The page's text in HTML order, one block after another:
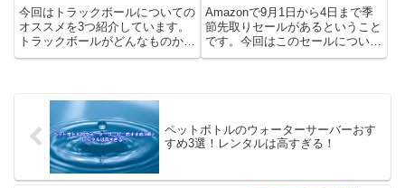
今回はトラックボールについての
オススメを3つ紹介しています。
トラックボールがどんなものか簡
単に書いた後に、購入ポイントに
ピックアップしてみました。※価
格やAmazonのランキングに...
Amazonで9月1日から4日まで季
節先取りセールがあるということ
です。今回はこのセールについて
と、一部公開されている対象商品
ペットボトルのウォーターサーバーおす
すめ3選！レンタルは高すぎる！